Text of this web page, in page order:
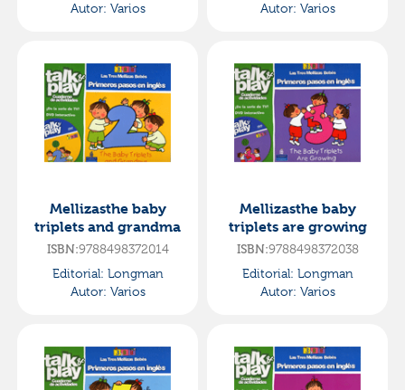
Autor: Varios
Autor: Varios
Mellizasthe baby
triplets and grandma
ISBN:9788498372014
Editorial: Longman
Autor: Varios
Mellizasthe baby
triplets are growing
ISBN:9788498372038
Editorial: Longman
Autor: Varios